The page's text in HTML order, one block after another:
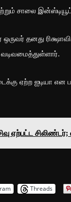
சாலை
ஒருவர் தனது
வடிவமைத்துள்ளார்.
ஏற்ற ஐடியா என
ஏற்பட்ட
Threads